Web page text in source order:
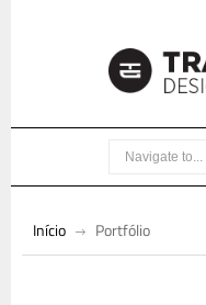
Início Portfólio